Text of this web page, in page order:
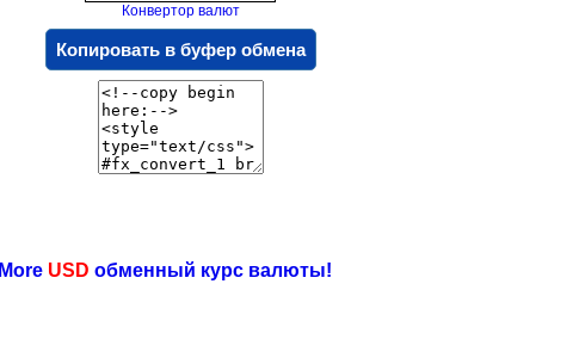
Конвертор валют
Копировать в буфер обмена
More USD обменный курс валюты!